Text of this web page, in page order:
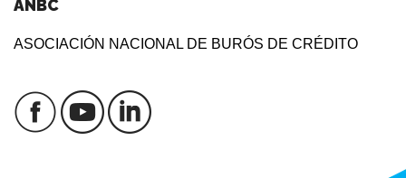
ANBC
ASOCIACIÓN NACIONAL DE BURÓS DE CRÉDITO